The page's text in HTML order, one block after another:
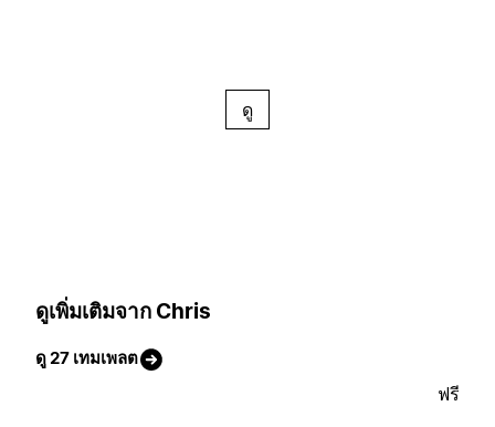
ดู
ดูเพิ่มเติมจาก Chris
ดู 27 เทมเพลต
ฟรี